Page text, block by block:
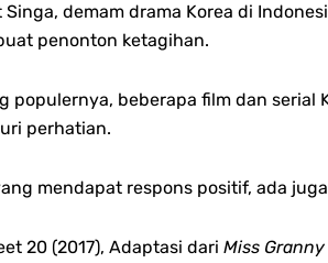
Singa, demam drama Korea di
penonton ketagihan.
populernya, beberapa film dan serial
perhatian.
mendapat respons positif, ada
20 (2017), Adaptasi dari Miss Granny